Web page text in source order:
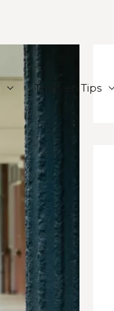
Tools en Tips